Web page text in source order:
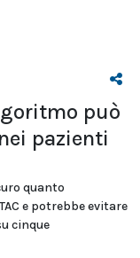
può
pazienti
quanto
e potrebbe evitare
cinque